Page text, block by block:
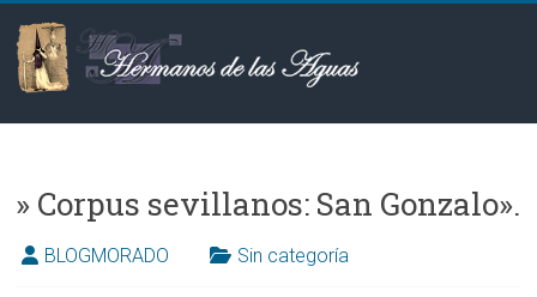
contenido
Hermanos
las
Aguas
» Corpus sevillanos: San Gonzalo»‏.
BLOGMORADO Sin categoría